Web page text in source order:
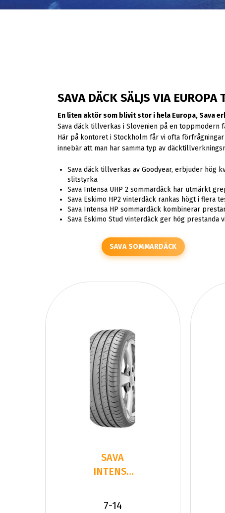
SAVA DÄCK SÄLJS VIA EUROPA
En liten aktör som blivit stor i hela Europa, Sava
Sava däck tillverkas i Slovenien på en toppmodern
Här på kontoret i Stockholm får vi ofta
innebär att man har samma typ av
Sava däck tillverkas av Goodyear, erbjuder hög
slitstyrka.
Sava Intensa UHP 2 sommardäck har utmärkt
Sava Eskimo HP2 vinterdäck rankas högt i flera
Sava Intensa HP sommardäck kombinerar
Sava Eskimo Stud vinterdäck ger hög
SAVA SOMMARDÄCK
SAVA
INTENSA
245/40R18
7-14